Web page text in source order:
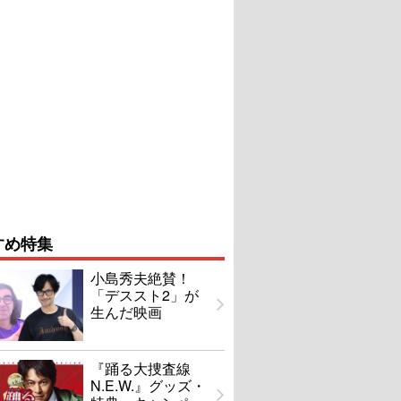
特集
小島秀夫絶賛！
「デススト2」が
生んだ映画
『踊る大捜査線
N.E.W.』グッズ・